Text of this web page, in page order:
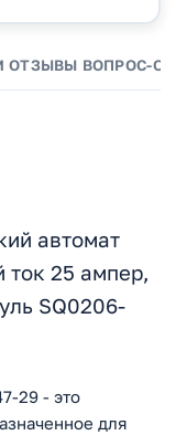
ОТЗЫВЫ ВОПРОС-
автомат
25 ампер,
SQ0206-
29 - это
для